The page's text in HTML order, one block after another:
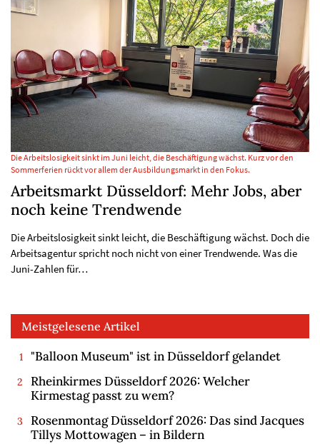
Die Arbeitslosigkeit sinkt im Juni leicht, die Beschäftigung wächst. Kurz vor den
Sommerferien rückt vor allem der Ausbildungsmarkt in den Fokus.
Arbeitsmarkt Düsseldorf: Mehr Jobs, aber
noch keine Trendwende
Die Arbeitslosigkeit sinkt leicht, die Beschäftigung wächst. Doch die
Arbeitsagentur spricht noch nicht von einer Trendwende. Was die
Juni-Zahlen für…
Meistgelesene Artikel
"Balloon Museum" ist in Düsseldorf gelandet
Rheinkirmes Düsseldorf 2026: Welcher
Kirmestag passt zu wem?
Rosenmontag Düsseldorf 2026: Das sind Jacques
Tillys Mottowagen – in Bildern